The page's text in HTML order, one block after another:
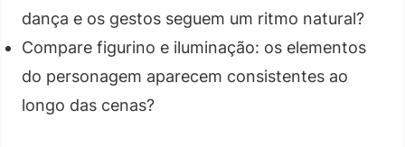
dança e os gestos seguem um ritmo natural?
Compare figurino e iluminação: os elementos
do personagem aparecem consistentes ao
longo das cenas?